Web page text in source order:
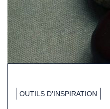
OUTILS D'INSPIRATION